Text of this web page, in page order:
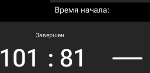
Время начала:
Завершен
101 : 81